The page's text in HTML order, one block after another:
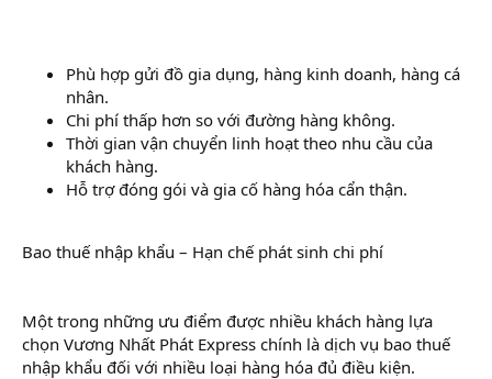
Phù hợp gửi đồ gia dụng, hàng kinh doanh, hàng cá
nhân.
Chi phí thấp hơn so với đường hàng không.
Thời gian vận chuyển linh hoạt theo nhu cầu của
khách hàng.
Hỗ trợ đóng gói và gia cố hàng hóa cẩn thận.
Bao thuế nhập khẩu – Hạn chế phát sinh chi phí
Một trong những ưu điểm được nhiều khách hàng lựa
chọn Vương Nhất Phát Express chính là dịch vụ bao thuế
nhập khẩu đối với nhiều loại hàng hóa đủ điều kiện.